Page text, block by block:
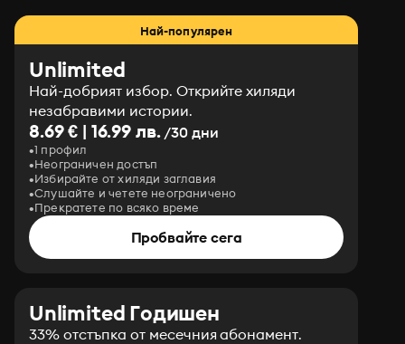
Най-популярен
Unlimited
Най-добрият избор. Открийте хиляди
незабравими истории.
8.69 € | 16.99 лв./30 дни
1 профил
Неограничен достъп
Избирайте от хиляди заглавия
Слушайте и четете неограничено
Прекратете по всяко време
Пробвайте сега
Unlimited Годишен
33% отстъпка от месечния абонамент.